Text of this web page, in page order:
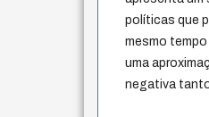
políticas que
mesmo
uma
negativa